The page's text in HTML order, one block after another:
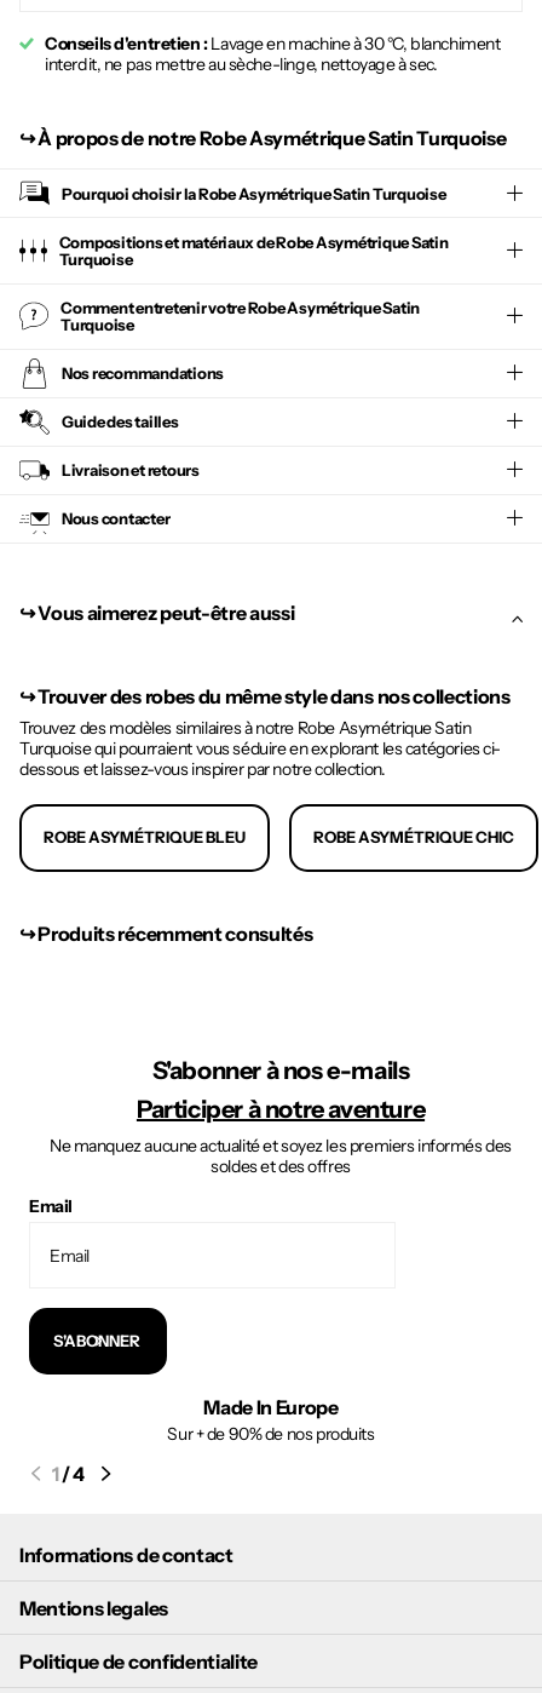
Conseils d'entretien :Lavage en machine à 30 °C, blanchiment
interdit, ne pas mettre au sèche-linge, nettoyage à sec.
↪︎À propos de notre Robe Asymétrique Satin Turquoise
Pourquoi choisir laRobe Asymétrique Satin Turquoise
Compositions et matériaux de Robe Asymétrique Satin
Turquoise
Comment entretenir votreRobe Asymétrique Satin
Turquoise
Nos recommandations
Guide des tailles
Livraison et retours
Nous contacter
↪︎ Vous aimerez peut-être aussi
↪︎Trouver des robes du même style dans nos collections
Trouvez des modèles similaires à notre Robe Asymétrique Satin
Turquoise qui pourraient vous séduire en explorant les catégories ci-
dessous et laissez-vous inspirer par notre collection.
ROBE ASYMÉTRIQUE BLEU ROBE ASYMÉTRIQUE CHIC
↪︎ Produits récemment consultés
S'abonner à nos e-mails
Participer à notre aventure
Ne manquez aucune actualité et soyez les premiers informés des
soldes et des offres
Email
S'ABONNER
Made In Europe
Sur + de 90% de nos produits
1/4
Informations de contact
Mentions legales
Politique de confidentialite